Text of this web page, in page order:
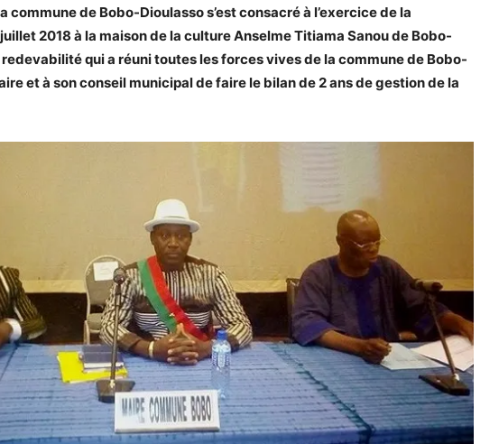
commune de Bobo-Dioulasso s’est consacré à l’exercice de la
2018 à la maison de la culture Anselme Titiama Sanou de Bobo-
redevabilité qui a réuni toutes les forces vives de la commune de Bobo-
et à son conseil municipal de faire le bilan de 2 ans de gestion de la